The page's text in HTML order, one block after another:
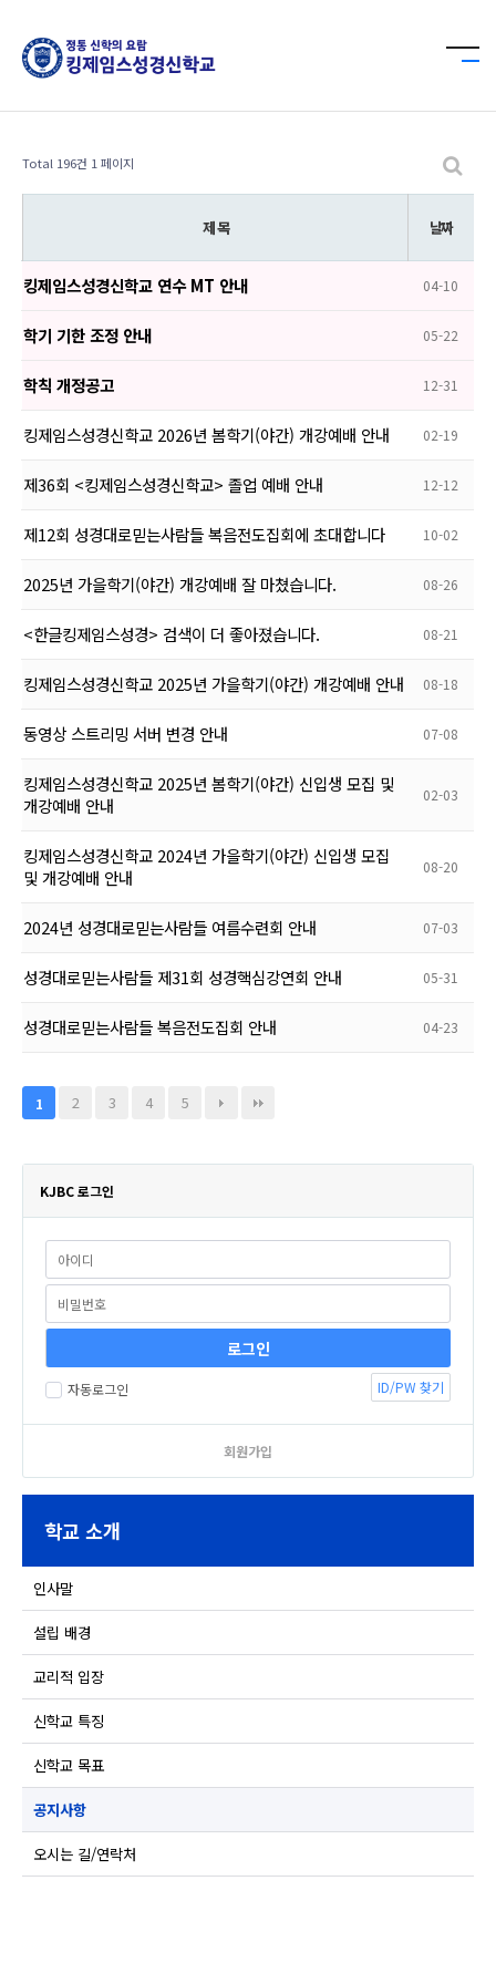
Total 196건 1 페이지
제 목 날짜
킹제임스성경신학교 연수 MT 안내 04-10
학기 기한 조정 안내 05-22
학칙 개정공고 12-31
킹제임스성경신학교 2026년 봄학기(야간) 개강예배 안내 02-19
제36회 <킹제임스성경신학교> 졸업 예배 안내 12-12
제12회 성경대로믿는사람들 복음전도집회에 초대합니다 10-02
2025년 가을학기(야간) 개강예배 잘 마쳤습니다. 08-26
<한글킹제임스성경> 검색이 더 좋아졌습니다. 08-21
킹제임스성경신학교 2025년 가을학기(야간) 개강예배 안내 08-18
동영상 스트리밍 서버 변경 안내 07-08
킹제임스성경신학교 2025년 봄학기(야간) 신입생 모집 및
개강예배 안내
02-03
킹제임스성경신학교 2024년 가을학기(야간) 신입생 모집
및 개강예배 안내
08-20
2024년 성경대로믿는사람들 여름수련회 안내 07-03
성경대로믿는사람들 제31회 성경핵심강연회 안내 05-31
성경대로믿는사람들 복음전도집회 안내 04-23
1 2 3 4 5
KJBC 로그인
자동로그인 ID/PW 찾기
회원가입
학교 소개
인사말
설립 배경
교리적 입장
신학교 특징
신학교 목표
공지사항
오시는 길/연락처